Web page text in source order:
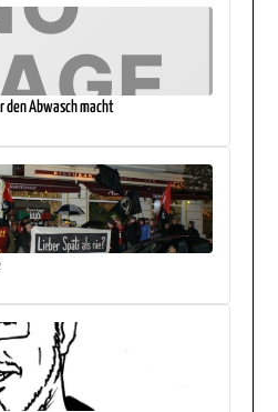
den Abwasch macht